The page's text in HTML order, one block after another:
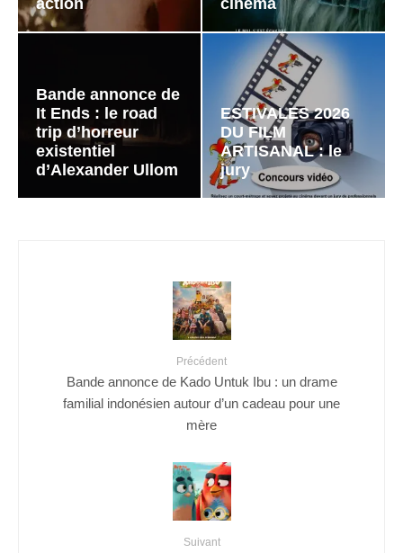
action cinéma
Bande annonce de
It Ends : le road
trip d’horreur
existentiel
d’Alexander Ullom
ESTIVALES 2026
DU FILM
ARTISANAL : le
jury
Précédent
Bande annonce de Kado Untuk Ibu : un drame
familial indonésien autour d’un cadeau pour une
mère
Suivant